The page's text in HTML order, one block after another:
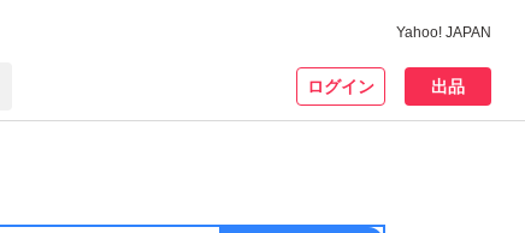
Yahoo! JAPAN
ログイン 出品